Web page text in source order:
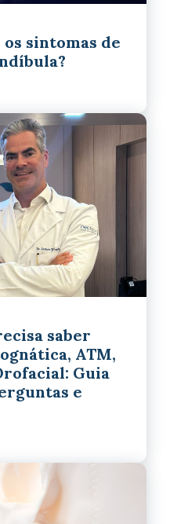
os sintomas de
saber
ATM,
Guia
e